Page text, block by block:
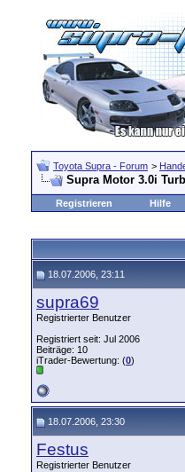
Toyota Supra - Forum >
Supra Motor 3.0i
Registrieren Hilfe
18.07.2006, 23:11
supra69
Registrierter Benutzer
Registriert seit: Jul 2006
Beiträge: 10
iTrader-Bewertung: (0)
18.07.2006, 23:30
Festus
Registrierter Benutzer